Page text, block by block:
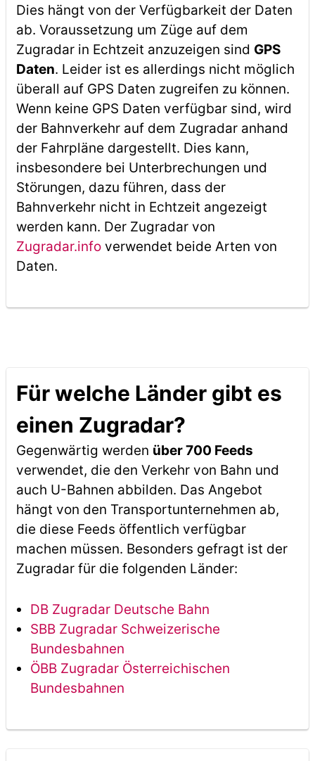
Dies hängt von der Verfügbarkeit der Daten
ab. Voraussetzung um Züge auf dem
Zugradar in Echtzeit anzuzeigen sind GPS
Daten. Leider ist es allerdings nicht möglich
überall auf GPS Daten zugreifen zu können.
Wenn keine GPS Daten verfügbar sind, wird
der Bahnverkehr auf dem Zugradar anhand
der Fahrpläne dargestellt. Dies kann,
insbesondere bei Unterbrechungen und
Störungen, dazu führen, dass der
Bahnverkehr nicht in Echtzeit angezeigt
werden kann. Der Zugradar von
Zugradar.infoverwendet beide Arten von
Daten.
Für welche Länder gibt es
einen Zugradar?
Gegenwärtig werden über 700 Feeds
verwendet, die den Verkehr von Bahn und
auch U-Bahnen abbilden. Das Angebot
hängt von den Transportunternehmen ab,
die diese Feeds öffentlich verfügbar
machen müssen. Besonders gefragt ist der
Zugradar für die folgenden Länder:
DB Zugradar Deutsche Bahn
SBB Zugradar Schweizerische
Bundesbahnen
ÖBB Zugradar Österreichischen
Bundesbahnen